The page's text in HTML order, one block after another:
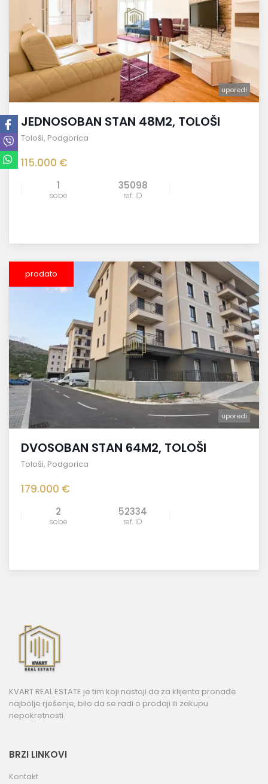
uporedi
JEDNOSOBAN STAN 48M2, TOLOŠI
Tološi, Podgorica
115.000 €
1
sobe
35098
ref. ID
prodato
uporedi
DVOSOBAN STAN 64M2, TOLOŠI
Tološi, Podgorica
179.000 €
2
sobe
52334
ref. ID
KVART REAL ESTATE je tim koji nastoji da za klijenta pronađe
najbolje rješenje, bilo da se radi o prodaji ili zakupu
nepokretnosti.
BRZI LINKOVI
Kontakt